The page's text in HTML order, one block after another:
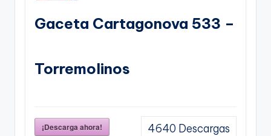
Gaceta Cartagonova 533 –
Torremolinos
¡Descarga ahora! 4640 Descargas